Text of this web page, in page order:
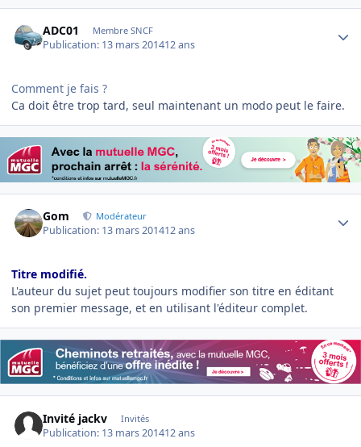
ADC01 Membre SNCF
Publication: 13 mars 201412 ans
Comment je fais ?
Ca doit être trop tard, seul maintenant un modo peut le faire.
Gom Modérateur
Publication: 13 mars 201412 ans
Titre modifié.
L'auteur du sujet peut toujours modifier son titre en éditant
son premier message, et en utilisant l'éditeur complet.
Invité jackv Invités
Publication: 13 mars 201412 ans